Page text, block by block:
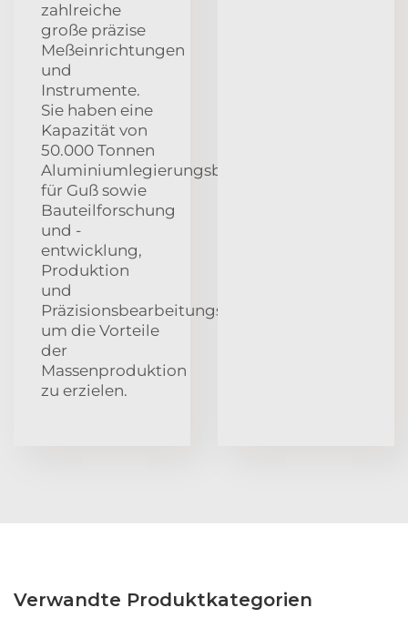
zahlreiche
große präzise
Meßeinrichtungen
und
Instrumente.
Sie haben eine
Kapazität von
50.000 Tonnen
Aluminiumlegierungsbauteile
für Guß sowie
Bauteilforschung
und -
entwicklung,
Produktion
und
Präzisionsbearbeitungsfähigkeiten,
um die Vorteile
der
Massenproduktion
zu erzielen.
Verwandte Produktkategorien